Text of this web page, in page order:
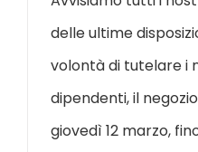
delle ultime
volontà di tutelare i
dipendenti, il
giovedì 12 marzo,